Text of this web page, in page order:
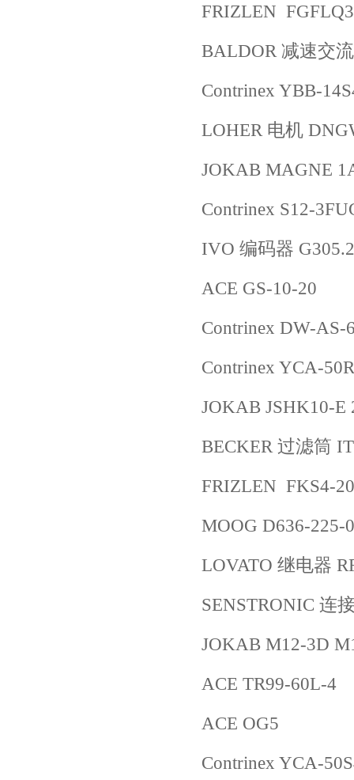
FRIZLEN
BALDOR 减速交
Contrinex YBB-
LOHER 电机
JOKAB MAGNE
Contrinex S12-
IVO 编码器
ACE GS-10-20
Contrinex DW-AS-
Contrinex YCA-
JOKAB JSHK10-E
BECKER 过滤筒
FRIZLEN FKS4-
MOOG D636-225-
LOVATO 继电器
SENSTRONIC 连
JOKAB M12-3D
ACE TR99-60L-4
ACE OG5
Contrinex YCA-